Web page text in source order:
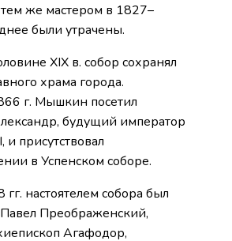
же мастером в 1827–
были утрачены.
XIX в. собор сохранял
храма города.
г. Мышкин посетил
будущий император
и присутствовал
в Успенском соборе.
настоятелем собора был
Преображенский,
Агафодор,